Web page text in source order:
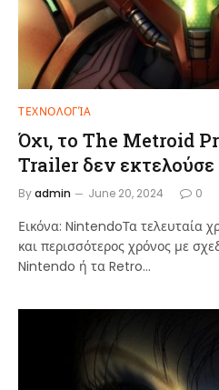
ΤΕΧΝΟΛΟΓΊΑ
Όχι, το The Metroid
Trailer δεν εκτελούσε
Byadmin June 20, 2024 0
Εικόνα: NintendoΤα τελευταία
και περισσότερος χρόνος με
Nintendo ή τα Retro…